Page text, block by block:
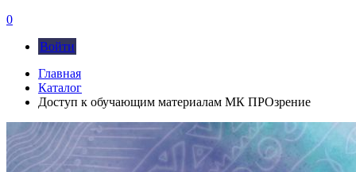
0
Войти
Главная
Каталог
Доступ к обучающим материалам МК ПРОзрение